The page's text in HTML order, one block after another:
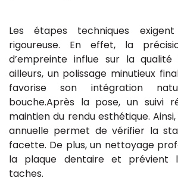
Les étapes techniques
rigoureuse. En effet, la
d’empreinte influe sur la
ailleurs, un polissage minutieux
favorise son intégration
bouche.Après la pose, un suivi
maintien du rendu esthétique.
annuelle permet de vérifier la
facette. De plus, un nettoyage
la plaque dentaire et prévient
taches.